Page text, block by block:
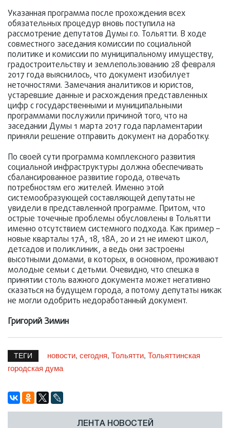
Указанная программа после прохождения всех
обязательных процедур вновь поступила на
рассмотрение депутатов Думы г.о. Тольятти. В ходе
совместного заседания комиссии по социальной
политике и комиссии по муниципальному имуществу,
градостроительству и землепользованию 28 февраля
2017 года выяснилось, что документ изобилует
неточностями. Замечания аналитиков и юристов,
устаревшие данные и расхождения представленных
цифр с государственными и муниципальными
программами послужили причиной того, что на
заседании Думы 1 марта 2017 года парламентарии
приняли решение отправить документ на доработку.
По своей сути программа комплексного развития
социальной инфраструктуры должна обеспечивать
сбалансированное развитие города, отвечать
потребностям его жителей. Именно этой
системообразующей составляющей депутаты не
увидели в представленной программе. Притом, что
острые точечные проблемы обусловлены в Тольятти
именно отсутствием системного подхода. Как пример –
новые кварталы 17А, 18, 18А, 20 и 21 не имеют школ,
детсадов и поликлиник, а ведь они застроены
высотными домами, в которых, в основном, проживают
молодые семьи с детьми. Очевидно, что спешка в
принятии столь важного документа может негативно
сказаться на будущем города, а потому депутаты никак
не могли одобрить недоработанный документ.
Григорий Зимин
ТЕГИ новости, сегодня, Тольятти, Тольяттинская
городская дума
ЛЕНТА НОВОСТЕЙ